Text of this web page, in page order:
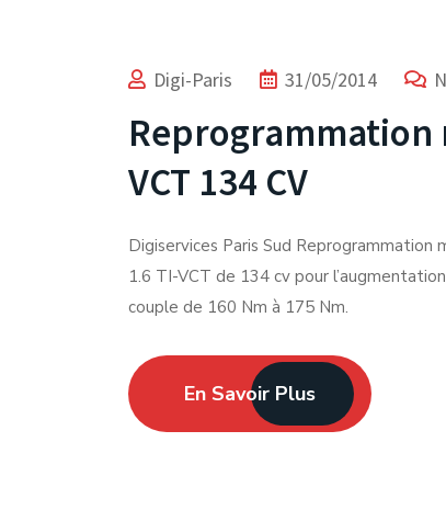
Digi-Paris 31/05/2014
Reprogrammation
VCT 134 CV
Digiservices Paris Sud Reprogrammation
1.6 TI-VCT de 134 cv pour
couple de 160 Nm à 175 Nm.
En Savoir Plus